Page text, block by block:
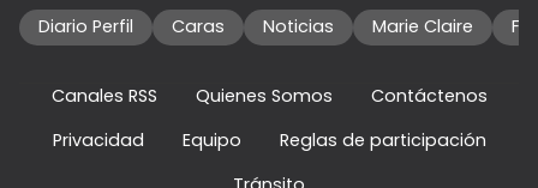
Diario Perfil Caras Noticias Marie Claire
Canales RSS Quienes Somos
Contáctenos
Privacidad
Equipo
Reglas de participación